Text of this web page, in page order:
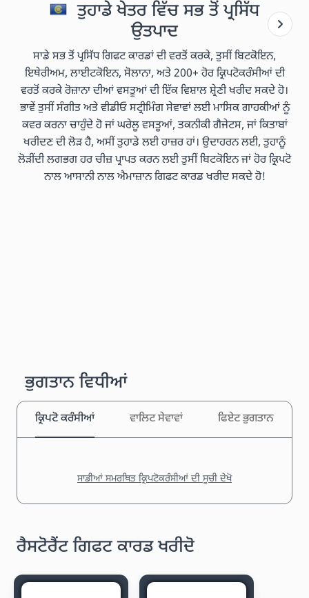
ਤੁਹਾਡੇ ਖੇਤਰ ਵਿੱਚ ਸਭ ਤੋਂ ਪ੍ਰਸਿੱਧ
ਉਤਪਾਦ
ਸਾਡੇ ਸਭ ਤੋਂ ਪ੍ਰਸਿੱਧ ਗਿਫਟ ਕਾਰਡਾਂ ਦੀ ਵਰਤੋਂ ਕਰਕੇ, ਤੁਸੀਂ ਬਿਟਕੋਇਨ,
ਇਥੇਰੀਅਮ, ਲਾਈਟਕੋਇਨ, ਸੋਲਾਨਾ, ਅਤੇ 200+ ਹੋਰ ਕ੍ਰਿਪਟੋਕਰੰਸੀਆਂ ਦੀ
ਵਰਤੋਂ ਕਰਕੇ ਰੋਜ਼ਾਨਾ ਦੀਆਂ ਵਸਤੂਆਂ ਦੀ ਇੱਕ ਵਿਸ਼ਾਲ ਸ਼੍ਰੇਣੀ ਖਰੀਦ ਸਕਦੇ ਹੋ।
ਭਾਵੇਂ ਤੁਸੀਂ ਸੰਗੀਤ ਅਤੇ ਵੀਡੀਓ ਸਟ੍ਰੀਮਿੰਗ ਸੇਵਾਵਾਂ ਲਈ ਮਾਸਿਕ ਗਾਹਕੀਆਂ ਨੂੰ
ਕਵਰ ਕਰਨਾ ਚਾਹੁੰਦੇ ਹੋ ਜਾਂ ਘਰੇਲੂ ਵਸਤੂਆਂ, ਤਕਨੀਕੀ ਗੈਜੇਟਸ, ਜਾਂ ਕਿਤਾਬਾਂ
ਖਰੀਦਣ ਦੀ ਲੋੜ ਹੈ, ਅਸੀਂ ਤੁਹਾਡੇ ਲਈ ਹਾਜ਼ਰ ਹਾਂ। ਉਦਾਹਰਨ ਲਈ, ਤੁਹਾਨੂੰ
ਲੋੜੀਂਦੀ ਲਗਭਗ ਹਰ ਚੀਜ਼ ਪ੍ਰਾਪਤ ਕਰਨ ਲਈ ਤੁਸੀਂ ਬਿਟਕੋਇਨ ਜਾਂ ਹੋਰ ਕ੍ਰਿਪਟੋ
ਨਾਲ ਆਸਾਨੀ ਨਾਲ ਐਮਾਜ਼ਾਨ ਗਿਫਟ ਕਾਰਡ ਖਰੀਦ ਸਕਦੇ ਹੋ!
ਭੁਗਤਾਨ ਵਿਧੀਆਂ
ਕ੍ਰਿਪਟੋ ਕਰੰਸੀਆਂ ਵਾਲਿਟ ਸੇਵਾਵਾਂ ਫਿਏਟ ਭੁਗਤਾਨ
ਸਾਡੀਆਂ ਸਮਰਥਿਤ ਕ੍ਰਿਪਟੋਕਰੰਸੀਆਂ ਦੀ ਸੂਚੀ ਦੇਖੋ
ਰੈਸਟੋਰੈਂਟ ਗਿਫਟ ਕਾਰਡ ਖਰੀਦੋ